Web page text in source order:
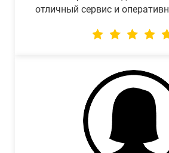
отличный сервис и